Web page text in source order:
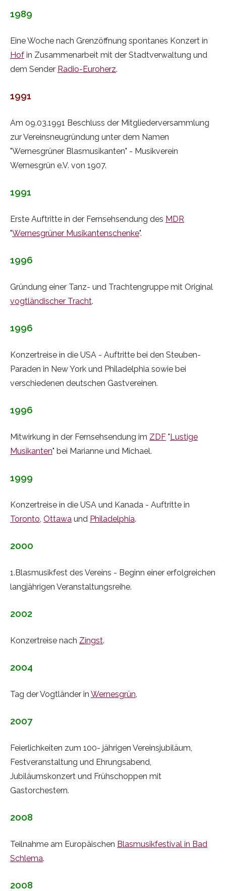
1989
Eine Woche nach Grenzöffnung spontanes Konzert in
Hof in Zusammenarbeit mit der Stadtverwaltung und
dem Sender Radio-Euroherz.
1991
Am 09.03.1991 Beschluss der Mitgliederversammlung
zur Vereinsneugründung unter dem Namen
"Wernesgrüner Blasmusikanten" - Musikverein
Wernesgrün e.V. von 1907.
1991
Erste Auftritte in der Fernsehsendung des MDR
"Wernesgrüner Musikantenschenke".
1996
Gründung einer Tanz- und Trachtengruppe mit Original
vogtländischer Tracht.
1996
Konzertreise in die USA - Auftritte bei den Steuben-
Paraden in New York und Philadelphia sowie bei
verschiedenen deutschen Gastvereinen.
1996
Mitwirkung in der Fernsehsendung im ZDF "Lustige
Musikanten" bei Marianne und Michael.
1999
Konzertreise in die USA und Kanada - Auftritte in
Toronto, Ottawa und Philadelphia.
2000
1.Blasmusikfest des Vereins - Beginn einer erfolgreichen
langjährigen Veranstaltungsreihe.
2002
Konzertreise nach Zingst.
2004
Tag der Vogtländer in Wernesgrün.
2007
Feierlichkeiten zum 100- jährigen Vereinsjubiläum,
Festveranstaltung und Ehrungsabend,
Jubiläumskonzert und Frühschoppen mit
Gastorchestern.
2008
Teilnahme am Europäischen Blasmusikfestival in Bad
Schlema.
2008